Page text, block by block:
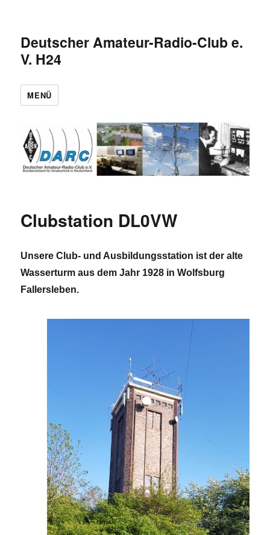
Deutscher Amateur-Radio-Club e.
V. H24
MENÜ
Clubstation DL0VW
Unsere Club- und Ausbildungsstation ist der alte
Wasserturm aus dem Jahr 1928 in Wolfsburg
Fallersleben.